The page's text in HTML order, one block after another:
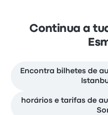
Continua a
Encontra bilhetes de
horários e tarifas de